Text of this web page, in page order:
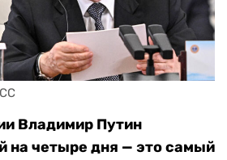
Владимир Путин
на четыре дня — это самый